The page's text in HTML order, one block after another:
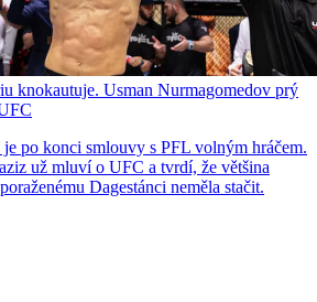
knokautuje. Usman Nurmagomedov prý
po konci smlouvy s PFL volným hráčem.
už mluví o UFC a tvrdí, že většina
Dagestánci neměla stačit.